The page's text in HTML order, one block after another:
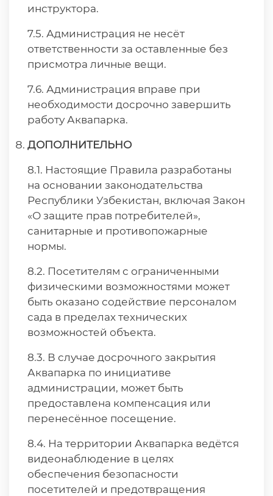
инструктора.
7.5. Администрация не несёт
ответственности за оставленные без
присмотра личные вещи.
7.6. Администрация вправе при
необходимости досрочно завершить
работу Аквапарка.
ДОПОЛНИТЕЛЬНО
8.1. Настоящие Правила разработаны
на основании законодательства
Республики Узбекистан, включая Закон
«О защите прав потребителей»,
санитарные и противопожарные
нормы.
8.2. Посетителям с ограниченными
физическими возможностями может
быть оказано содействие персоналом
сада в пределах технических
возможностей объекта.
8.3. В случае досрочного закрытия
Аквапарка по инициативе
администрации, может быть
предоставлена компенсация или
перенесённое посещение.
8.4. На территории Аквапарка ведётся
видеонаблюдение в целях
обеспечения безопасности
посетителей и предотвращения